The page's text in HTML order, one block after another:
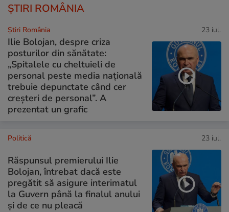
ȘTIRI ROMÂNIA
Știri România 23 iul.
Ilie Bolojan, despre criza
posturilor din sănătate:
„Spitalele cu cheltuieli de
personal peste media națională
trebuie depunctate când cer
creșteri de personal”. A
prezentat un grafic
Politică 23 iul.
Răspunsul premierului Ilie
Bolojan, întrebat dacă este
pregătit să asigure interimatul
la Guvern până la finalul anului
și de ce nu pleacă